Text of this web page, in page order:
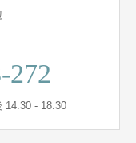
272
14:30 - 18:30